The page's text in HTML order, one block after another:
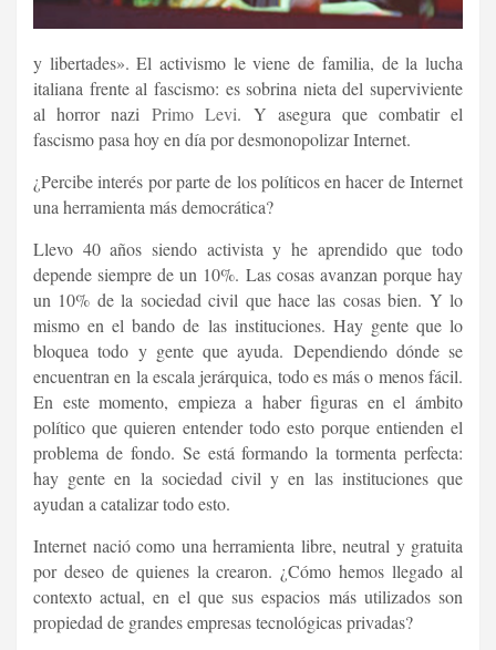
y libertades». El activismo le viene de familia, de la lucha
italiana frente al fascismo: es sobrina nieta del superviviente
al horror naziPrimo Levi. Y asegura que combatir el
fascismo pasa hoy en día por desmonopolizar Internet.
¿Percibe interés por parte de los políticos en hacer de Internet
una herramienta más democrática?
Llevo 40 años siendo activista y he aprendido que todo
depende siempre de un 10%. Las cosas avanzan porque hay
un 10% de la sociedad civil que hace las cosas bien. Y lo
mismo en el bando de las instituciones. Hay gente que lo
bloquea todo y gente que ayuda. Dependiendo dónde se
encuentran en la escala jerárquica, todo es más o menos fácil.
En este momento, empieza a haber figuras en el ámbito
político que quieren entender todo esto porque entienden el
problema de fondo. Se está formando la tormenta perfecta:
hay gente en la sociedad civil y en las instituciones que
ayudan a catalizar todo esto.
Internet nació como una herramienta libre, neutral y gratuita
por deseo de quienes la crearon. ¿Cómo hemos llegado al
contexto actual, en el que sus espacios más utilizados son
propiedad de grandes empresas tecnológicas privadas?